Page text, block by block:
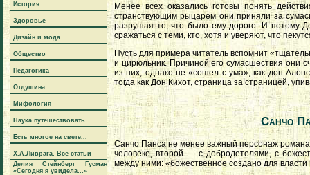
История
Здоровье
Дизайн и мода
Общество
Педагогика
Отдушина
Мифология
Наука путешествовать
Есть многое на свете...
Х.А.Ливрага. Все статьи
Делия Стейнберг Гусман
«Сегодня я увидела...»
Менее всех оказались готовы понять
странствующим рыцарем они приняли за
разрушая то, что было ему дорого. И потому
сражаться с теми, кто, хотя и уверяют, что
Пусть для примера читатель вспомнит
и цирюльник. Причиной его сумасшествия они
из них, однако не «сошел с ума», как дон
тогда как Дон Кихот, страница за страницей,
Санчо
Санчо Панса не менее важный персонаж
человеке, второй — с добродетелями, с
между ними: «божественное создано для